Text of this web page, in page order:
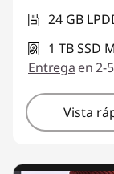
24 GB
1 TB SSD
Entrega en 2-
Vista